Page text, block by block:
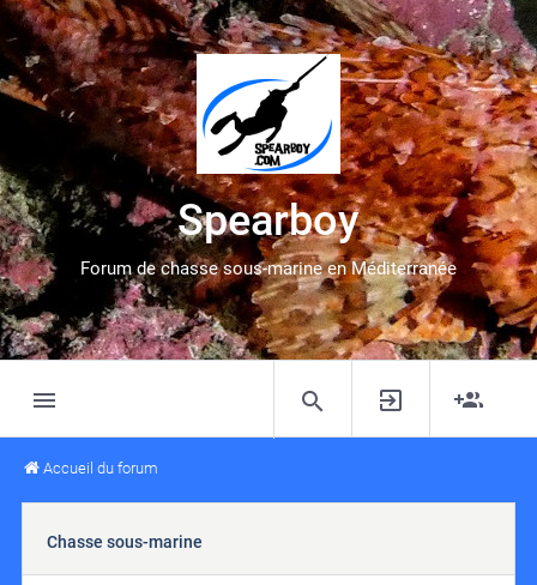
Spearboy
Forum de chasse sous-marine en Méditerranée
Accueil du forum
Chasse sous-marine